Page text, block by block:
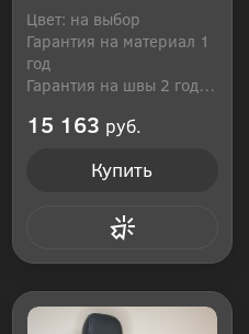
Цвет: на выбор
Гарантия на материал 1
год
Гарантия на швы 2 года
15 163 руб.
Купить